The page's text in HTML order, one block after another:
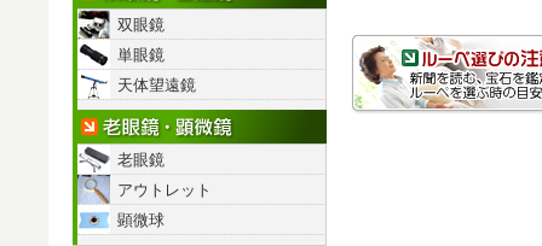
双眼鏡
単眼鏡
天体望遠鏡
老眼鏡
アウトレット
顕微球